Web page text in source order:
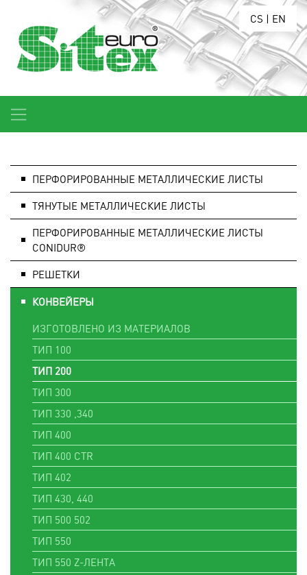
CS | EN
ПЕРФОРИРОВАННЫЕ МЕТАЛЛИЧЕСКИЕ ЛИСТЫ
ТЯНУТЫЕ МЕТАЛЛИЧЕСКИЕ ЛИСТЫ
ПЕРФОРИРОВАННЫЕ МЕТАЛЛИЧЕСКИЕ ЛИСТЫ
CONIDUR®
РЕШЕТКИ
КОНВЕЙЕРЫ
ИЗГОТОВЛЕНО ИЗ МАТЕРИАЛОВ
ТИП 100
ТИП 200
ТИП 300
ТИП 330 ,340
ТИП 400
ТИП 400 CTR
ТИП 402
ТИП 430, 440
ТИП 500 502
ТИП 550
ТИП 550 Z-ЛЕНТА